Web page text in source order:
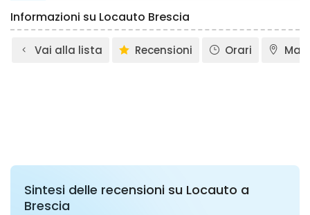
Informazioni su Locauto Brescia
Vai alla lista Recensioni Orari
Sintesi delle recensioni su Locauto a
Brescia